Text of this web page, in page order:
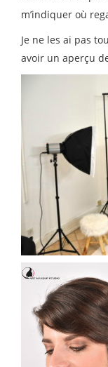
m’indiquer où
Je ne les ai pas
avoir un aperçu